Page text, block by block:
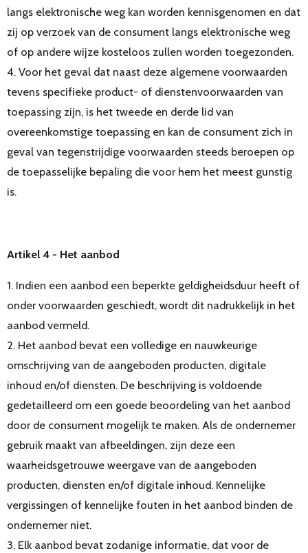
langs elektronische weg kan worden kennisgenomen en dat
zij op verzoek van de consument langs elektronische weg
of op andere wijze kosteloos zullen worden toegezonden.
4. Voor het geval dat naast deze algemene voorwaarden
tevens specifieke product- of dienstenvoorwaarden van
toepassing zijn, is het tweede en derde lid van
overeenkomstige toepassing en kan de consument zich in
geval van tegenstrijdige voorwaarden steeds beroepen op
de toepasselijke bepaling die voor hem het meest gunstig
is.
Artikel 4 - Het aanbod
1. Indien een aanbod een beperkte geldigheidsduur heeft of
onder voorwaarden geschiedt, wordt dit nadrukkelijk in het
aanbod vermeld.
2. Het aanbod bevat een volledige en nauwkeurige
omschrijving van de aangeboden producten, digitale
inhoud en/of diensten. De beschrijving is voldoende
gedetailleerd om een goede beoordeling van het aanbod
door de consument mogelijk te maken. Als de ondernemer
gebruik maakt van afbeeldingen, zijn deze een
waarheidsgetrouwe weergave van de aangeboden
producten, diensten en/of digitale inhoud. Kennelijke
vergissingen of kennelijke fouten in het aanbod binden de
ondernemer niet.
3. Elk aanbod bevat zodanige informatie, dat voor de